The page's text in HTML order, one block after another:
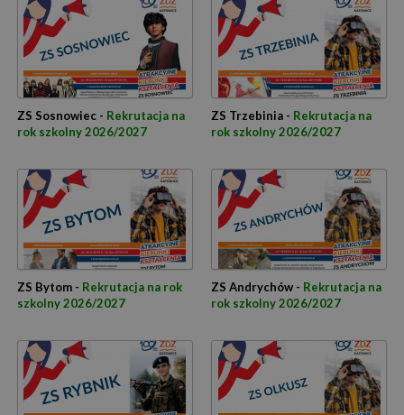
ZS Sosnowiec - Rekrutacja na
rok szkolny 2026/2027
ZS Trzebinia - Rekrutacja na
rok szkolny 2026/2027
ZS Bytom - Rekrutacja na rok
szkolny 2026/2027
ZS Andrychów - Rekrutacja na
rok szkolny 2026/2027